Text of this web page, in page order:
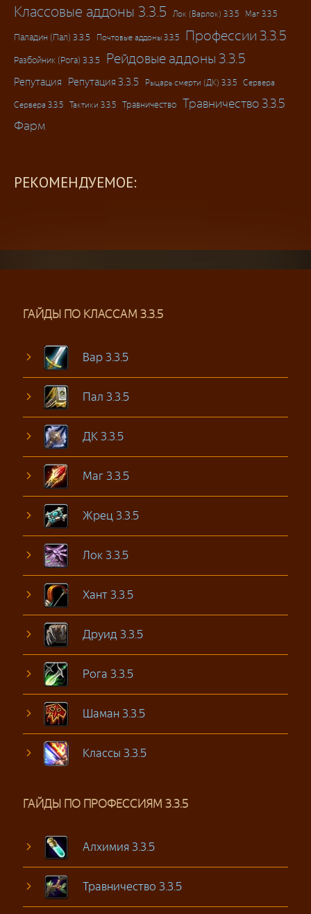
Классовые аддоны 3.3.5 Лок (Варлок) 3.3.5 Маг 3.3.5
Паладин (Пал) 3.3.5 Почтовые аддоны 3.3.5 Профессии 3.3.5
Разбойник (Рога) 3.3.5 Рейдовые аддоны 3.3.5
Репутация Репутация 3.3.5 Рыцарь смерти (ДК) 3.3.5 Сервера
Сервера 3.3.5 Тактики 3.3.5 Травничество Травничество 3.3.5
Фарм
РЕКОМЕНДУЕМОЕ:
ГАЙДЫ ПО КЛАССАМ 3.3.5
Вар 3.3.5
Пал 3.3.5
ДК 3.3.5
Маг 3.3.5
Жрец 3.3.5
Лок 3.3.5
Хант 3.3.5
Друид 3.3.5
Рога 3.3.5
Шаман 3.3.5
Классы 3.3.5
ГАЙДЫ ПО ПРОФЕССИЯМ 3.3.5
Алхимия 3.3.5
Травничество 3.3.5